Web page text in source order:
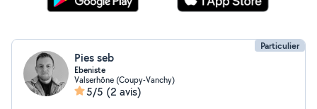
Particulier
Pies seb
Ebeniste
Valserhône (Coupy-Vanchy)
5/5 (2 avis)